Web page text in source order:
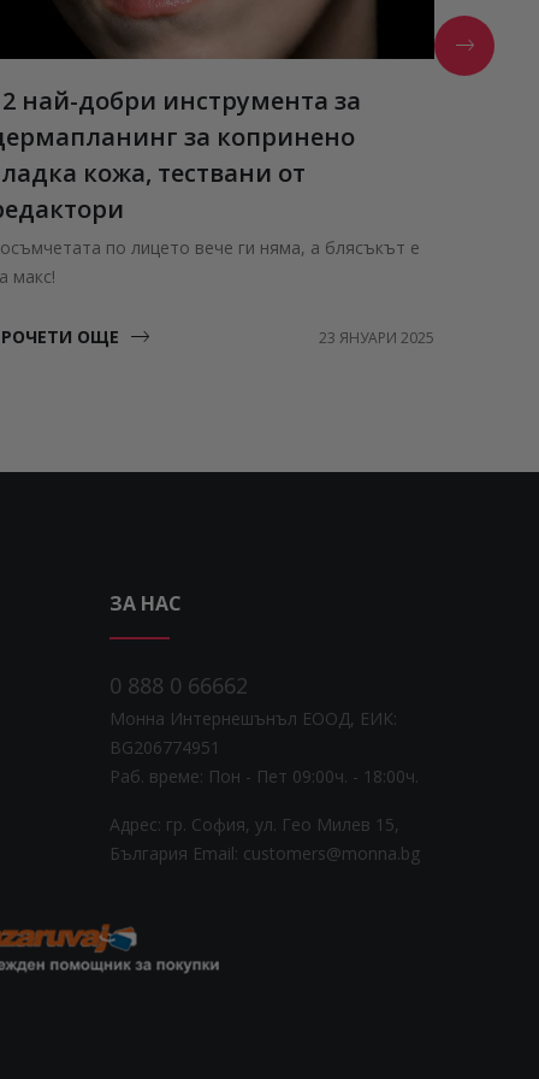
най-добри инструмента за
за копринено
кожа, тествани от
по лицето вече ги няма, а блясъкът е
макс!
ОЩЕ 23 ЯНУАРИ 2025
ЗА НАС
0 888 0 66662
Монна Интернешънъл ЕООД, ЕИК:
BG206774951
Раб. време: Пoн - Пет 09:00ч. - 18:00ч.
Адрес: гр. София, ул. Гео Милев 15,
България Email: customers@monna.bg